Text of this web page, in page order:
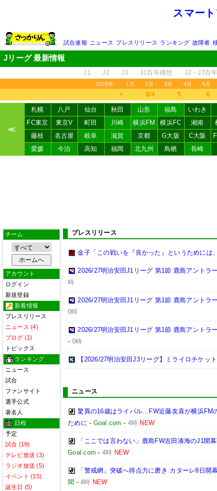
スマー
試合速報 ニュース プレスリリース ランキング 故障者
Jリーグ 最新情報
J1 J2 J3 J1百年構想 J2・J3百
2026年 1月 2月 3月 4月 5月
＜ 8/4 5 6
≪
札幌 八戸 仙台 秋田 山形 福島
いわき
FC東京
東京V 町田 川崎 横浜FM 横浜FC 湘南
藤枝
名古屋 岐阜 滋賀 京都 G大阪 C大阪
愛媛
今治 高知 福岡 北九州 鳥栖 長崎
チーム
アカウント
ログイン
新規登録
新着情報
プレスリリース
ニュース (4)
ブログ (1)
トピックス
ランキング
ニュース
試合
ファンサイト
選手公式
著名人
日程
予定
試合 (19)
テレビ放送 (3)
ラジオ放送 (5)
イベント (15)
誕生日 (5)
プレスリリース
金子「この戦いを『良かった』というためには
2026/27明治安田J1リーグ 第1節 鹿島アントラ
時
2026/27明治安田J1リーグ 第1節 鹿島アントラ
0時
2026/27明治安田J1リーグ 第1節 鹿島アントラ
- 0時
【2026/27明治安田J3リーグ】ミライロチケッ
ニュース
驚異の16歳はライバル…FW近藤友喜が横浜FM
ために - Goal.com - 4時 NEW
「ここでは言わない」鹿島FW吉田湊海のJ1開
Goal.com - 4時 NEW
「警戒網」突破へ得点力に磨き カターレ8日開
聞 -4時 NEW